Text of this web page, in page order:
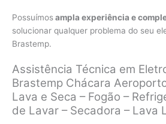
Possuímosampla experiência e
solucionar qualquer problema do seu
Brastemp.
Assistência Técnica em
Brastemp Chácara
Lava e Seca – Fogão –
de Lavar – Secadora – Lava